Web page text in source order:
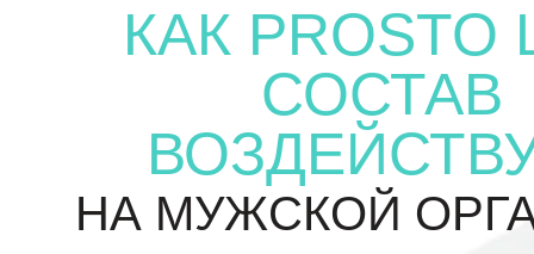
КАК PROSTO
СОСТАВ
НА МУЖСКОЙ